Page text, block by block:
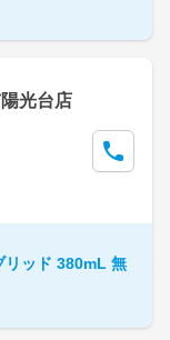
光台店
リッド 380mL 無